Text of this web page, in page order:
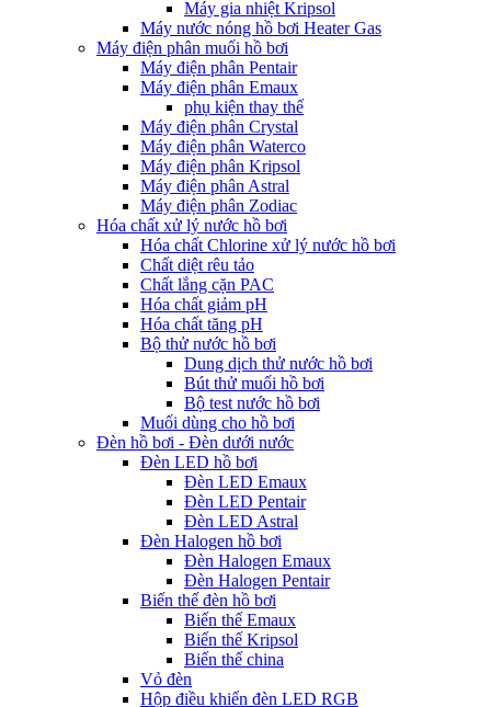
Máy gia nhiệt Kripsol
Máy nước nóng hồ bơi Heater Gas
Máy điện phân muối hồ bơi
Máy điện phân Pentair
Máy điện phân Emaux
phụ kiện thay thế
Máy điện phân Crystal
Máy điện phân Waterco
Máy điện phân Kripsol
Máy điện phân Astral
Máy điện phân Zodiac
Hóa chất xử lý nước hồ bơi
Hóa chất Chlorine xử lý nước hồ bơi
Chất diệt rêu tảo
Chất lắng cặn PAC
Hóa chất giảm pH
Hóa chất tăng pH
Bộ thử nước hồ bơi
Dung dịch thử nước hồ bơi
Bút thử muối hồ bơi
Bộ test nước hồ bơi
Muối dùng cho hồ bơi
Đèn hồ bơi - Đèn dưới nước
Đèn LED hồ bơi
Đèn LED Emaux
Đèn LED Pentair
Đèn LED Astral
Đèn Halogen hồ bơi
Đèn Halogen Emaux
Đèn Halogen Pentair
Biến thế đèn hồ bơi
Biến thế Emaux
Biến thế Kripsol
Biến thế china
Vỏ đèn
Hộp điều khiển đèn LED RGB